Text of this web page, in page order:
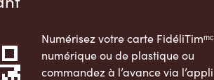
Numérisez votre carte FidéliTimᵐᶜ
numérique ou de plastique ou
commandez à l’avance via l’appli